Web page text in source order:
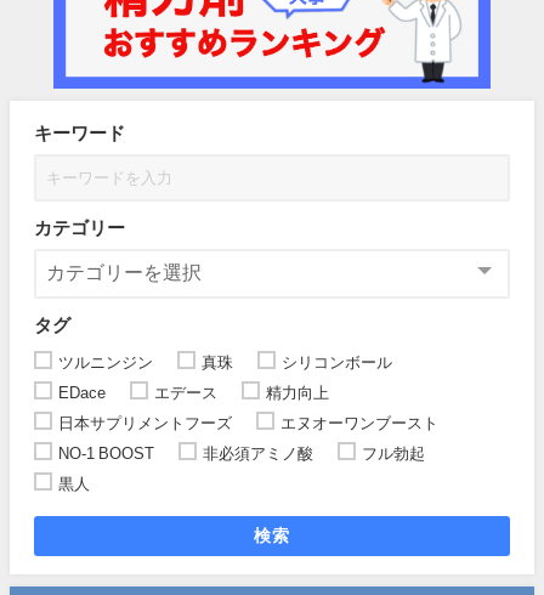
キーワード
カテゴリー
タグ
ツルニンジン 真珠
シリコンボール
EDace
エデース
精力向上
日本サプリメントフーズ
エヌオーワンブースト
NO-1 BOOST
非必須アミノ酸
フル勃起
黒人
検索